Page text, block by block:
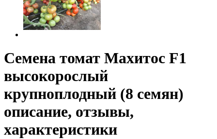
Семена томат Махитос F1
высокорослый
крупноплодный (8 семян)
описание, отзывы,
характеристики